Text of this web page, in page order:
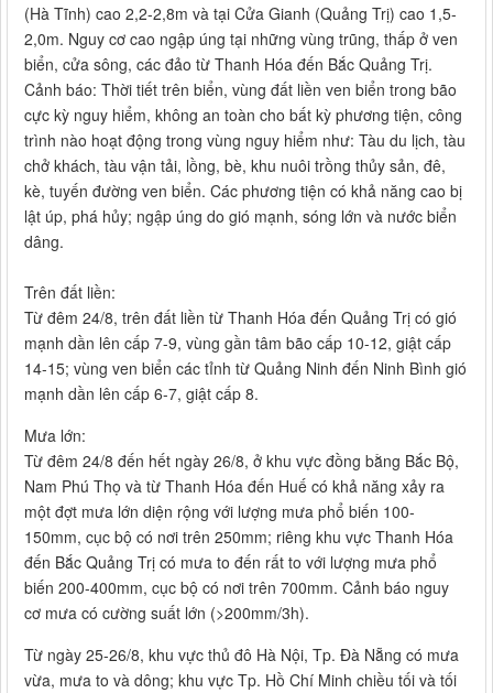
(Hà Tĩnh) cao 2,2-2,8m và tại Cửa Gianh (Quảng Trị) cao 1,5­
2,0m. Nguy cơ cao ngập úng tại những vùng trũng, thấp ở ven
biển, cửa sông, các đảo từ Thanh Hóa đến Bắc Quảng Trị.
Cảnh báo: Thời tiết trên biển, vùng đất liền ven biển trong bão
cực kỳ nguy hiểm, không an toàn cho bất kỳ phương tiện, công
trình nào hoạt động trong vùng nguy hiểm như: Tàu du lịch, tàu
chở khách, tàu vận tải, lồng, bè, khu nuôi trồng thủy sản, đê,
kè, tuyến đường ven biển. Các phương tiện có khả năng cao bị
lật úp, phá hủy; ngập úng do gió mạnh, sóng lớn và nước biển
dâng.
Trên đất liền:
Từ đêm 24/8, trên đất liền từ Thanh Hóa đến Quảng Trị có gió
mạnh dần lên cấp 7-9, vùng gần tâm bão cấp 10-12, giật cấp
14-15; vùng ven biển các tỉnh từ Quảng Ninh đến Ninh Bình gió
mạnh dần lên cấp 6-7, giật cấp 8.
Mưa lớn:
Từ đêm 24/8 đến hết ngày 26/8, ở khu vực đồng bằng Bắc Bộ,
Nam Phú Thọ và từ Thanh Hóa đến Huế có khả năng xảy ra
một đợt mưa lớn diện rộng với lượng mưa phổ biến 100-
150mm, cục bộ có nơi trên 250mm; riêng khu vực Thanh Hóa
đến Bắc Quảng Trị có mưa to đến rất to với lượng mưa phổ
biến 200-400mm, cục bộ có nơi trên 700mm. Cảnh báo nguy
cơ mưa có cường suất lớn (>200mm/3h).
Từ ngày 25-26/8, khu vực thủ đô Hà Nội, Tp. Đà Nẵng có mưa
vừa, mưa to và dông; khu vực Tp. Hồ Chí Minh chiều tối và tối